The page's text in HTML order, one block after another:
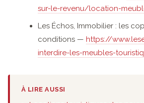
sur-le-revenu/location-
Les Échos, Immobilier : les
conditions — https://
interdire-les-meubles-
À LIRE AUSSI